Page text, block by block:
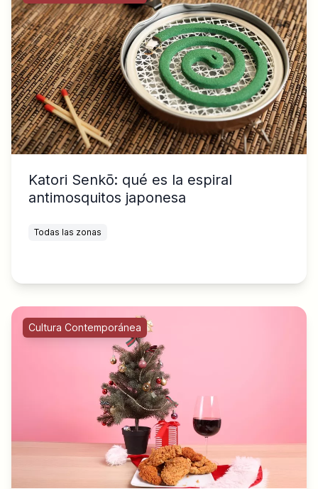
Katori Senkō: qué es la espiral
antimosquitos japonesa
Todas las zonas
Cultura Contemporánea